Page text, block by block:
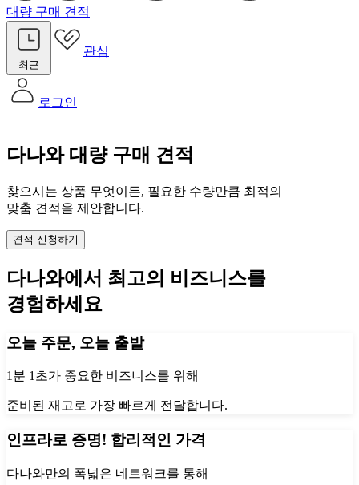
대량 구매 견적
최근
관심
로그인
다나와 대량 구매 견적
찾으시는 상품 무엇이든, 필요한 수량만큼 최적의
맞춤 견적을 제안합니다.
견적 신청하기
다나와에서 최고의 비즈니스를
경험하세요
오늘 주문, 오늘 출발
1분 1초가 중요한 비즈니스를 위해
준비된 재고로 가장 빠르게 전달합니다.
인프라로 증명! 합리적인 가격
다나와만의 폭넓은 네트워크를 통해